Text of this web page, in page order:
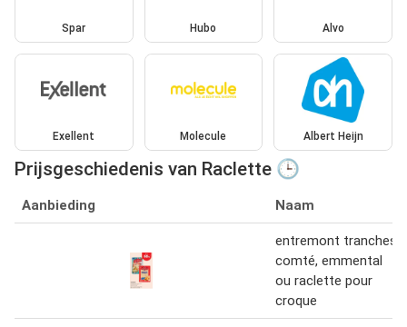
Spar Hubo Alvo
Exellent Molecule Albert Heijn
Prijsgeschiedenis van Raclette 🕒
Aanbieding Naam
entremont tranches
comté, emmental
ou raclette pour
croque